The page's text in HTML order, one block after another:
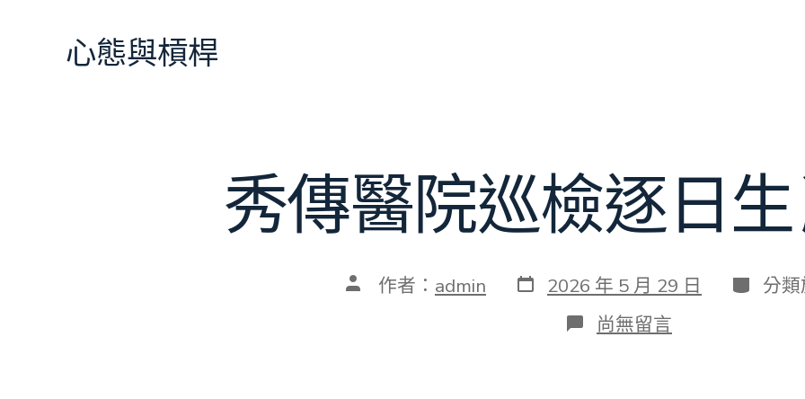
心態與槓桿
秀傳醫院巡檢逐日
文 作者： admin 發
表
2026 年 5 月 29 日 分
類
分
在
〈秀
尚無留言